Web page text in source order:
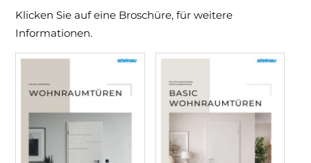
Klicken Sie auf eine Broschüre, für weitere
Informationen.